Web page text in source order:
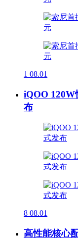
1 08.01
iQOO 120W
布
8 08.01
高性能核心